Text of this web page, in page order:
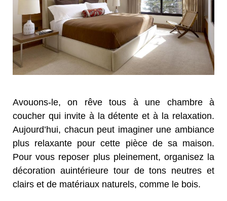
Avouons-le, on rêve tous à une chambre à
coucher qui invite à la détente et à la relaxation.
Aujourd’hui, chacun peut imaginer une ambiance
plus relaxante pour cette pièce de sa maison.
Pour vous reposer plus pleinement, organisez la
décoration auintérieure tour de tons neutres et
clairs et de matériaux naturels, comme le bois.